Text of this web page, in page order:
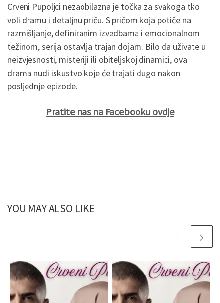
Crveni Pupoljci nezaobilazna je točka za svakoga tko
voli dramu i detaljnu priču. S pričom koja potiče na
razmišljanje, definiranim izvedbama i emocionalnom
težinom, serija ostavlja trajan dojam. Bilo da uživate u
neizvjesnosti, misteriji ili obiteljskoj dinamici, ova
drama nudi iskustvo koje će trajati dugo nakon
posljednje epizode.
Pratite nas na Facebooku ovdje
YOU MAY ALSO LIKE